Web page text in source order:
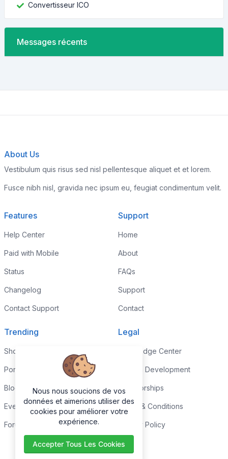
Convertisseur ICO
Messages récents
About Us
Vestibulum quis risus sed nisl pellentesque aliquet et et lorem.
Fusce nibh nisl, gravida nec ipsum eu, feugiat condimentum velit.
Features
Help Center
Paid with Mobile
Status
Changelog
Contact Support
Support
Home
About
FAQs
Support
Contact
Trending
Shop
Portfolio
Blog
Events
Forums
Legal
Knowledge Center
Custom Development
Sponsorships
Terms & Conditions
Privacy Policy
Nous nous soucions de vos
données et aimerions utiliser des
cookies pour améliorer votre
expérience.
Accepter Tous Les Cookies